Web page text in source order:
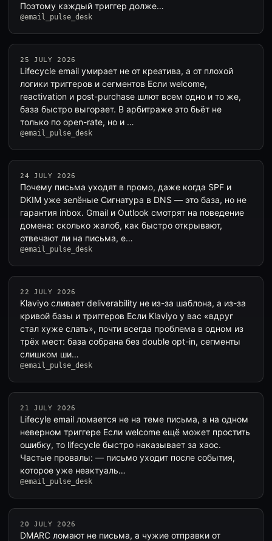
Поэтому каждый триггер долже…
@email_pulse_desk
25 JULY 2026
Lifecycle email умирает не от креатива, а от плохой
логики триггеров и сегментов Если welcome,
reactivation и post-purchase шлют всем одно и то же,
база быстро выгорает. В арбитраже это бьёт не
только по open-rate, но и …
@email_pulse_desk
24 JULY 2026
Почему письма уходят в промо, даже когда SPF и
DKIM уже зелёные Сигнатура в DNS — это база, но не
гарантия inbox. Gmail и Outlook смотрят на поведение
домена: сколько жалоб, как быстро открывают,
отвечают ли на письма, е…
@email_pulse_desk
22 JULY 2026
Klaviyo сливает deliverability не из-за шаблона, а из-за
кривой базы и триггеров Если Klaviyo у вас «вдруг
стал хуже слать», почти всегда проблема в одном из
трёх мест: база собрана без double opt-in, сегменты
слишком ши…
@email_pulse_desk
21 JULY 2026
Lifecyle email ломается не на теме письма, а на одном
неверном триггере Если welcome ещё может простить
ошибку, то lifecycle быстро наказывает за хаос.
Частые провалы: — письмо уходит после события,
которое уже неактуаль…
@email_pulse_desk
20 JULY 2026
DMARC ломают не письма, а чужие отправки от